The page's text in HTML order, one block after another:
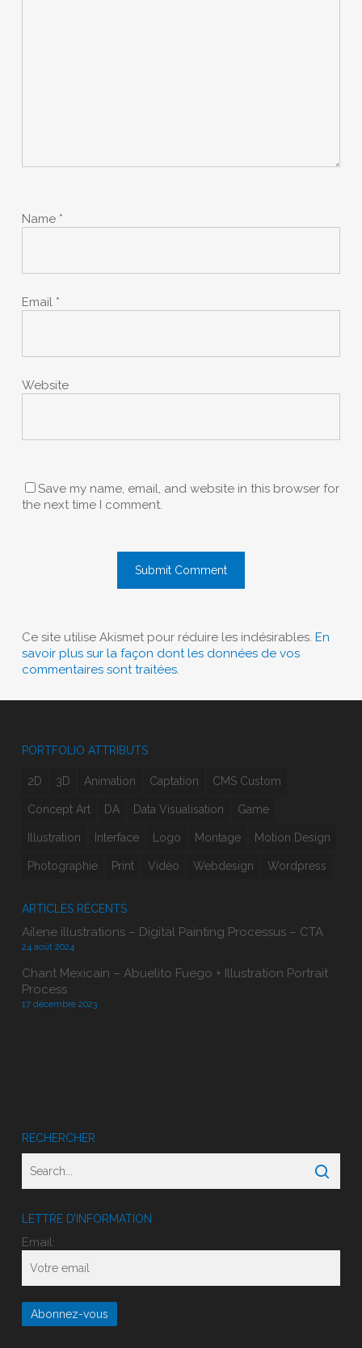
Name *
Email *
Website
Save my name, email, and website in this browser for
the next time I comment.
Ce site utilise Akismet pour réduire les indésirables. En
savoir plus sur la façon dont les données de vos
commentaires sont traitées.
PORTFOLIO ATTRIBUTS
2D 3D Animation Captation CMS Custom
Concept Art DA Data Visualisation Game
Illustration Interface Logo Montage Motion Design
Photographie Print Vidéo Webdesign Wordpress
ARTICLES RÉCENTS
Ailene illustrations – Digital Painting Processus – CTA
24 août 2024
Chant Mexicain – Abuelito Fuego + Illustration Portrait
Process
17 décembre 2023
RECHERCHER
LETTRE D’INFORMATION
Email: